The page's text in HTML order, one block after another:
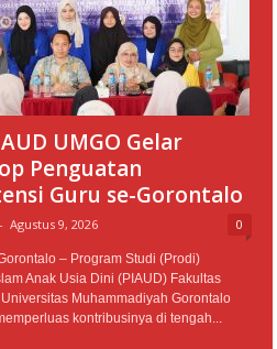
UMGO Gelar
Penguatan
Guru se-Gorontalo
- Agustus 9, 2026 0
– Program Studi (Prodi)
Anak Usia Dini (PIAUD) Fakultas
Muhammadiyah Gorontalo
kontribusinya di tengah...